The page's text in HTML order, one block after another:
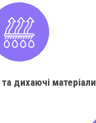
та дихаючі матеріали